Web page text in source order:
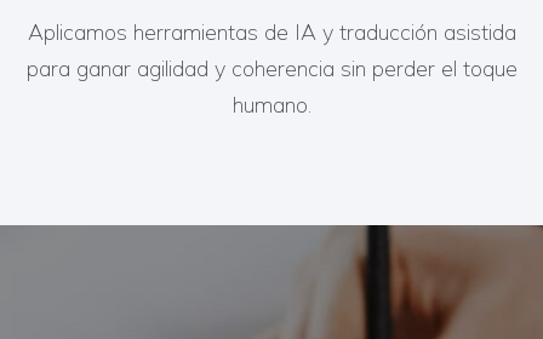
Aplicamos herramientas de IA y traducción asistida
para ganar agilidad y coherencia sin perder el toque
humano.